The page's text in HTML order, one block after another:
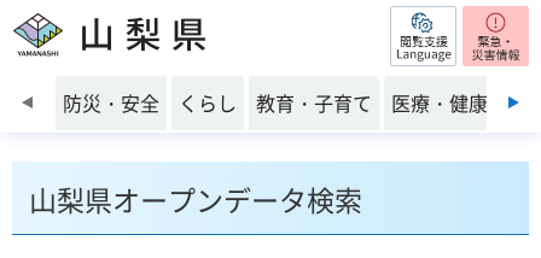
山梨県 閲覧支援
前のスライドを表示
防災・安全 くらし 教育・子育て 医療・健康・福
山梨県オープンデータ検索